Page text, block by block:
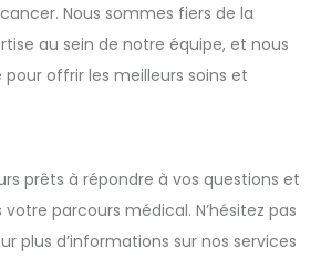
Nous sommes fiers de la
au sein de notre équipe, et nous
offrir les meilleurs soins et
prêts à répondre à vos questions et
parcours médical. N’hésitez pas
plus d’informations sur nos services